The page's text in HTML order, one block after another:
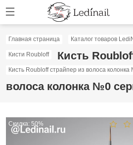
Главная страница Каталог товаров
Кисти Roubloff
Кисть Roubloff страйпер из волоса
Кисть
волоса колонка №0
Скидка: 50%